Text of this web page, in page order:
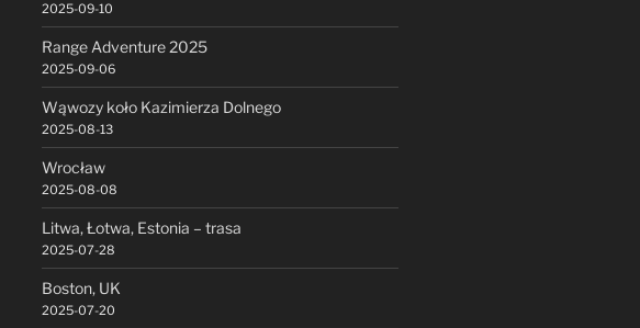
2025-09-10
Range Adventure 2025
2025-09-06
Wąwozy koło Kazimierza Dolnego
2025-08-13
Wrocław
2025-08-08
Litwa, Łotwa, Estonia – trasa
2025-07-28
Boston, UK
2025-07-20